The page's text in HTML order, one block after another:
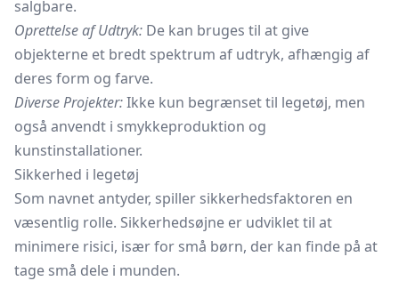
salgbare.
Oprettelse af Udtryk: De kan bruges til at give
objekterne et bredt spektrum af udtryk, afhængig af
deres form og farve.
Diverse Projekter:Ikke kun begrænset til legetøj, men
også anvendt i smykkeproduktion og
kunstinstallationer.
Sikkerhed i legetøj
Som navnet antyder, spiller sikkerhedsfaktoren en
væsentlig rolle. Sikkerhedsøjne er udviklet til at
minimere risici, især for små børn, der kan finde på at
tage små dele i munden.